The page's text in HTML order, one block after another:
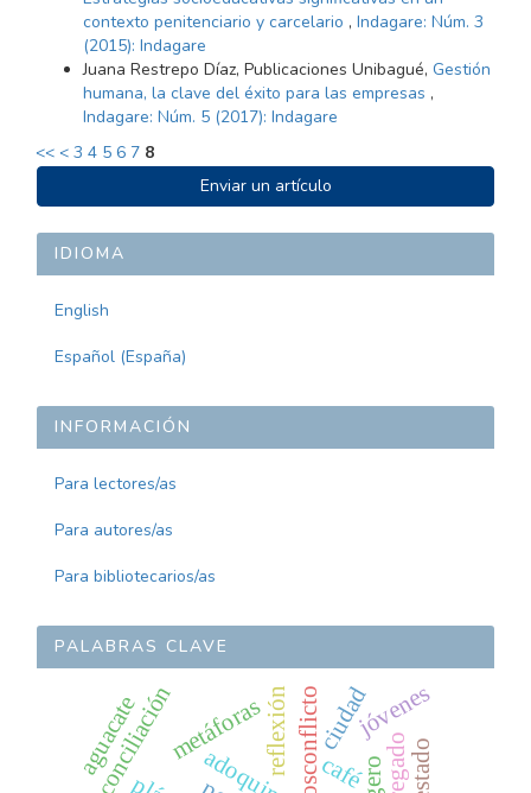
contexto penitenciario y carcelario , Indagare: Núm. 3
(2015): Indagare
Juana Restrepo Díaz, Publicaciones Unibagué, Gestión
humana, la clave del éxito para las empresas ,
Indagare: Núm. 5 (2017): Indagare
<< < 3 4 5 6 7 8
ENVIAR
UN
ARTÍCULO
Enviar un artículo
IDIOMA
English
Español (España)
INFORMACIÓN
Para lectores/as
Para autores/as
Para bibliotecarios/as
PALABRAS CLAVE
posconflictocafé
reconciliación reflexión
metáforas
aguacate ciudadjóvenes